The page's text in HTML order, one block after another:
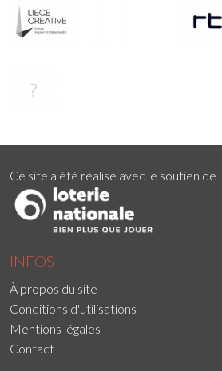
Ce site a été réalisé avec le soutien de
INFOS
À propos du site
Conditions d'utilisations
Mentions légales
Contact